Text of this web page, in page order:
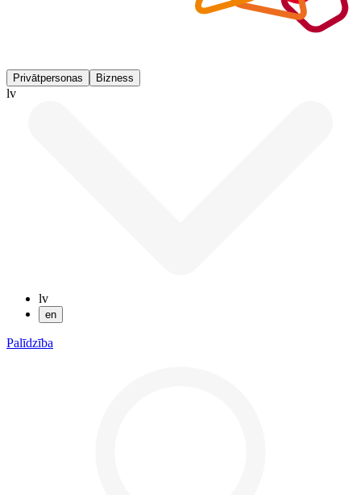
Privātpersonas Bizness
lv
lv
en
Palīdzība